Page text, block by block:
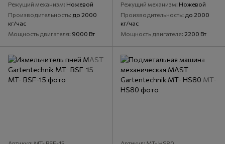
Режущий механизм Ножевой
Производительность до 2000
кг/час
Мощность двигателя 9000 Вт
Режущий механизм Ножевой
Производительность до 2000
кг/час
Мощность двигателя 2200 Вт